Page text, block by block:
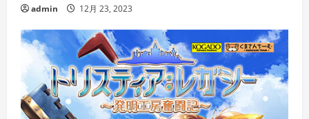
admin 12月 23, 2023